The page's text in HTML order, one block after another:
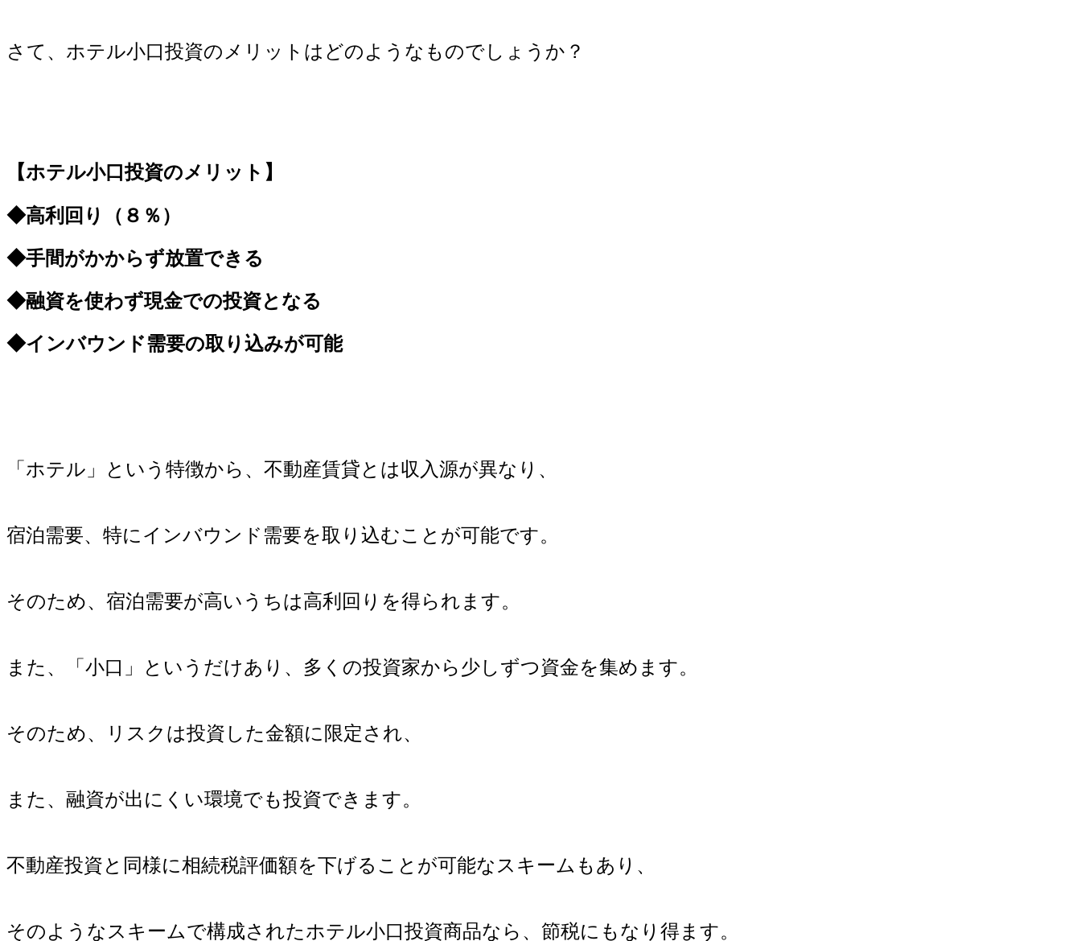
さて、ホテル小口投資のメリットはどのようなものでしょうか？
【ホテル小口投資のメリット】
◆高利回り（８％）
◆手間がかからず放置できる
◆融資を使わず現金での投資となる
◆インバウンド需要の取り込みが可能
「ホテル」という特徴から、不動産賃貸とは収入源が異なり、
宿泊需要、特にインバウンド需要を取り込むことが可能です。
そのため、宿泊需要が高いうちは高利回りを得られます。
また、「小口」というだけあり、多くの投資家から少しずつ資金を集めます。
そのため、リスクは投資した金額に限定され、
また、融資が出にくい環境でも投資できます。
不動産投資と同様に相続税評価額を下げることが可能なスキームもあり、
そのようなスキームで構成されたホテル小口投資商品なら、節税にもなり得ます。